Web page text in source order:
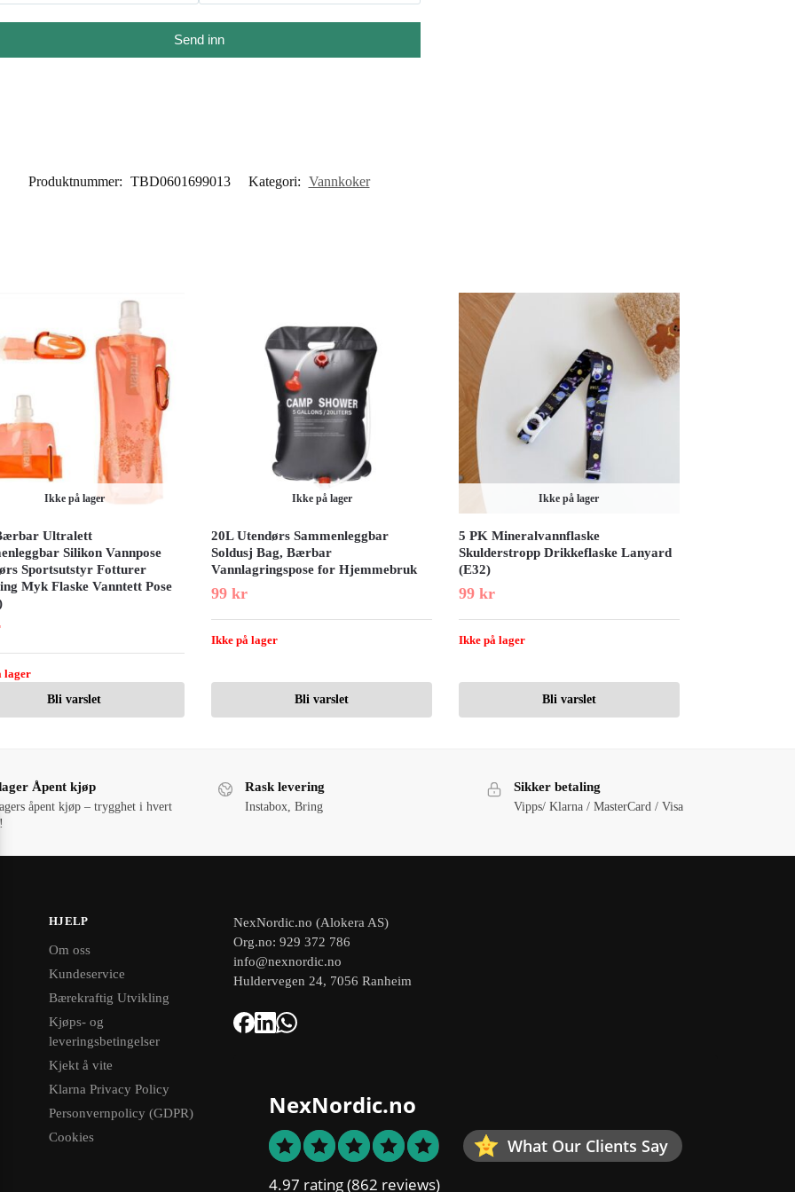
Send inn
Produktnummer: TBD0601699013 Kategori: Vannkoker
Ikke på lager
Ultralett
Silikon Vannpose
Sportsutstyr Fotturer
Myk Flaske Vanntett Pose
lager
Bli varslet
Ikke på lager
20L Utendørs Sammenleggbar
Soldusj Bag, Bærbar
Vannlagringspose for Hjemmebruk
99kr
Ikke på lager
Bli varslet
Ikke på lager
5 PK Mineralvannflaske
Skulderstropp Drikkeflaske Lanyard
(E32)
99kr
Ikke på lager
Bli varslet
Åpent kjøp
åpent kjøp – trygghet i hvert
Rask levering
Instabox, Bring
Sikker betaling
Vipps/ Klarna / MasterCard / Visa
HJELP
Om oss
Kundeservice
Bærekraftig Utvikling
Kjøps- og
leveringsbetingelser
Kjekt å vite
Klarna Privacy Policy
Personvernpolicy (GDPR)
Cookies
NexNordic.no (Alokera AS)
Org.no: 929 372 786
info@nexnordic.no
Huldervegen 24, 7056 Ranheim
NexNordic.no
What Our Clients Say
4.97 rating(862 reviews)